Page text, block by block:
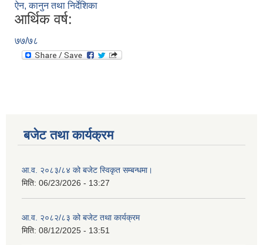
ऐन, कानुन तथा निर्देशिका
आर्थिक वर्ष:
७७/७८
बजेट तथा कार्यक्रम
आ.व. २०८३/८४ को बजेट स्विकृत सम्बन्धमा।
मिति: 06/23/2026 - 13:27
आ.व. २०८२/८३ को बजेट तथा कार्यक्रम
मिति: 08/12/2025 - 13:51